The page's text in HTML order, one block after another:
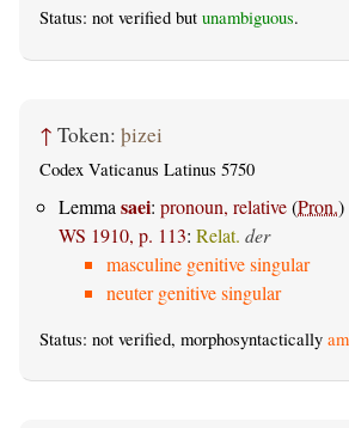
Status: not verified but unambiguous.
↑ Token: þizei
Codex Vaticanus Latinus 5750
Lemma saei: pronoun, relative(Pron.)
WS 1910, p. 113: Relat. der
masculine genitive singular
neuter genitive singular
Status: not verified, morphosyntactically